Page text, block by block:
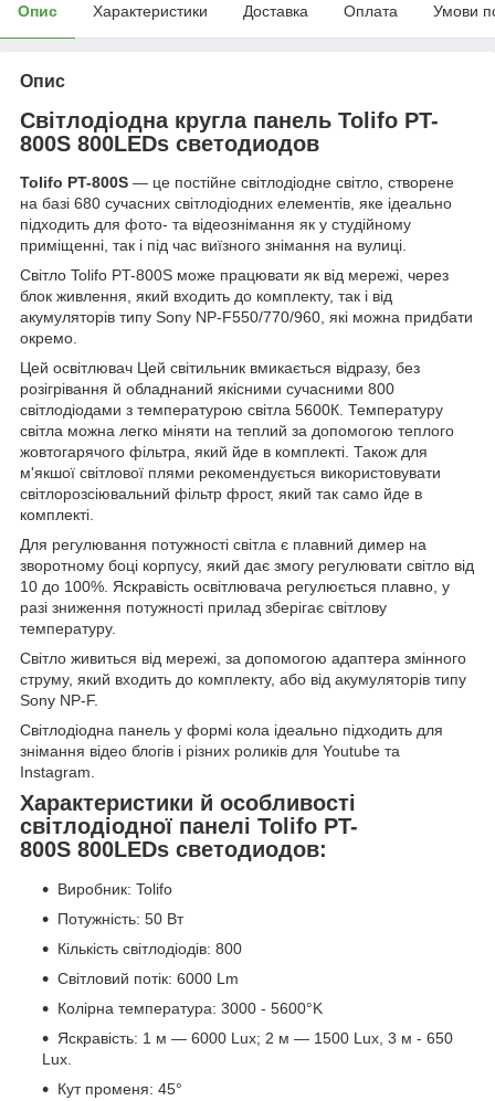
Опис Характеристики Доставка Оплата Умови
Опис
Світлодіодна кругла панель Tolifo PT-
800S 800LEDs светодиодов
Tolifo PT-800S — це постійне світлодіодне світло, створене
на базі 680 сучасних світлодіодних елементів, яке ідеально
підходить для фото- та відеознімання як у студійному
приміщенні, так і під час виїзного знімання на вулиці.
Світло Tolifo PT-800S може працювати як від мережі, через
блок живлення, який входить до комплекту, так і від
акумуляторів типу Sony NP-F550/770/960, які можна придбати
окремо.
Цей освітлювач Цей світильник вмикається відразу, без
розігрівання й обладнаний якісними сучасними 800
світлодіодами з температурою світла 5600К. Температуру
світла можна легко міняти на теплий за допомогою теплого
жовтогарячого фільтра, який йде в комплекті. Також для
м'якшої світлової плями рекомендується використовувати
світлорозсіювальний фільтр фрост, який так само йде в
комплекті.
Для регулювання потужності світла є плавний димер на
зворотному боці корпусу, який дає змогу регулювати світло від
10 до 100%. Яскравість освітлювача регулюється плавно, у
разі зниження потужності прилад зберігає світлову
температуру.
Світло живиться від мережі, за допомогою адаптера змінного
струму, який входить до комплекту, або від акумуляторів типу
Sony NP-F.
Світлодіодна панель у формі кола ідеально підходить для
знімання відео блогів і різних роликів для Youtube та
Instagram.
Характеристики й особливості
світлодіодної панелі Tolifo PT-
800S 800LEDs светодиодов:
Виробник: Tolifo
Потужність: 50 Вт
Кількість світлодіодів: 800
Світловий потік: 6000 Lm
Колірна температура: 3000 - 5600°K
Яскравість: 1 м — 6000 Lux; 2 м — 1500 Lux, 3 м - 650
Lux.
Кут променя: 45°